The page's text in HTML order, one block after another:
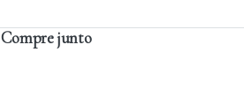
Compre junto